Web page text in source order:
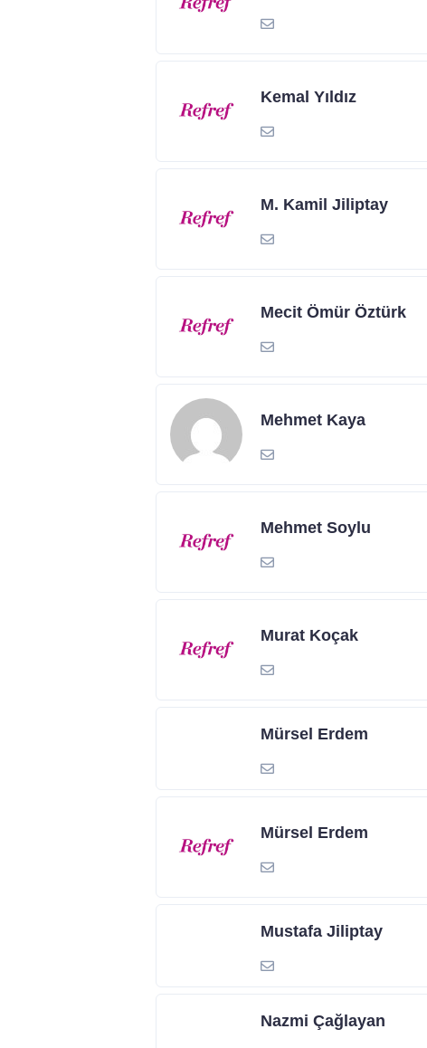
Kemal Yıldız
M. Kamil Jiliptay
Mecit Ömür Öztürk
Mehmet Kaya
Mehmet Soylu
Murat Koçak
Mürsel Erdem
Mürsel Erdem
Mustafa Jiliptay
Nazmi Çağlayan